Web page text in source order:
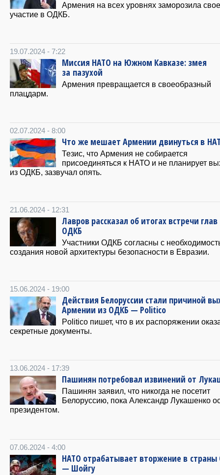
Армения на всех уровнях заморозила свое
участие в ОДКБ.
19.07.2024 - 7:22
Миссия НАТО на Южном Кавказе: змея
за пазухой
Армения превращается в своеобразный
плацдарм.
02.07.2024 - 8:00
Что же мешает Армении двинуться в
Тезис, что Армения не собирается
присоединяться к НАТО и не планирует
из ОДКБ, зазвучал опять.
21.06.2024 - 12:31
Лавров рассказал об итогах встречи
ОДКБ
Участники ОДКБ согласны с
создания новой архитектуры безопасности в Евразии.
15.06.2024 - 19:00
Действия Белоруссии стали причиной
Армении из ОДКБ — Politico
Politico пишет, что в их распоряжении
секретные документы.
13.06.2024 - 17:39
Пашинян потребовал извинений от
Пашинян заявил, что никогда не посетит
Белоруссию, пока Александр Лукашенко
президентом.
07.06.2024 - 4:00
НАТО отрабатывает вторжение в
— Шойгу